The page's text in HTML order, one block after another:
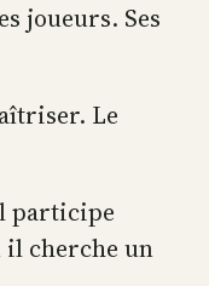
joueurs. Ses
Le
participe
il cherche un